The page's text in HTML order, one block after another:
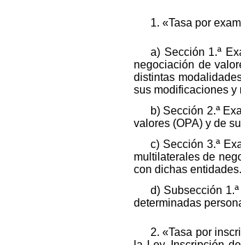
1. «Tasa por
a) Sección 1.ª
negociación de
distintas
sus modificaciones y
b) Sección 2.ª
valores (OPA) y de
c) Sección 3.ª
multilaterales de
con dichas entidades.
d) Subsección
determinadas
2. «Tasa por